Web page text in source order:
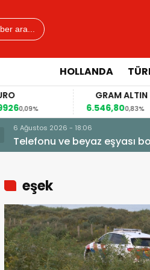
ara...
HOLLANDA
0,09%
GRAM ALTIN
6.546,800,83%
6 Ağustos 2026 - 18:06
Telefonu ve beyaz eşyası
eşek